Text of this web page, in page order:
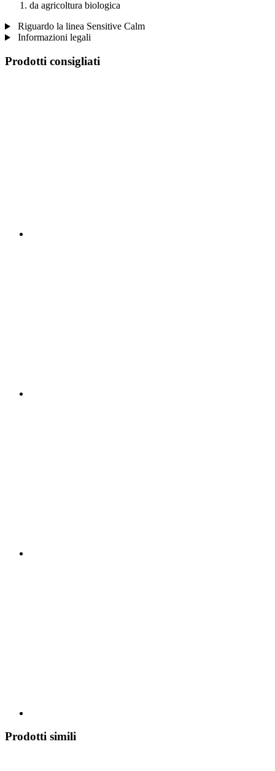
da agricoltura biologica
Riguardo la linea Sensitive Calm
Informazioni legali
Prodotti consigliati
Prodotti simili